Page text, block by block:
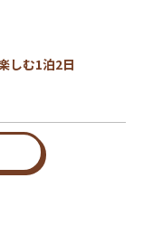
しむ1泊2日